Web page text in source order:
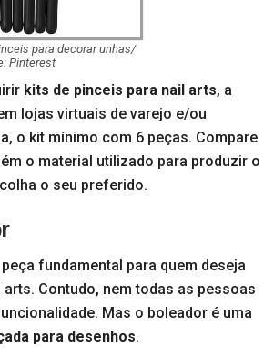
para decorar unhas/
Pinterest
kits de pinceis para nail arts, a
lojas virtuais de varejo e/ou
o kit mínimo com 6 peças. Compare
o material utilizado para produzir o
o seu preferido.
fundamental para quem deseja
Contudo, nem todas as pessoas
Mas o boleador é uma
para desenhos.